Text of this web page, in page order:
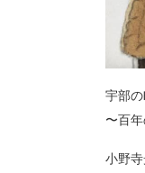
宇部
〜百
小野